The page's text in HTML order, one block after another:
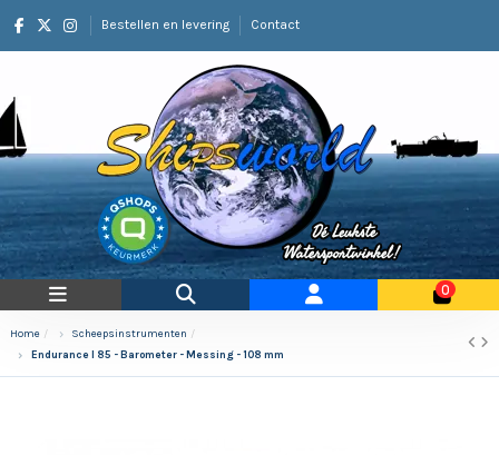
Bestellen en levering Contact
0
Home
Scheepsinstrumenten
Endurance I 85 - Barometer - Messing - 108 mm